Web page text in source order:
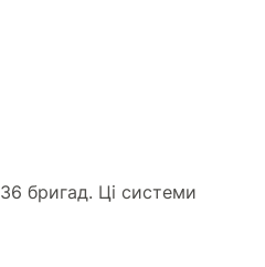
бригад. Ці системи